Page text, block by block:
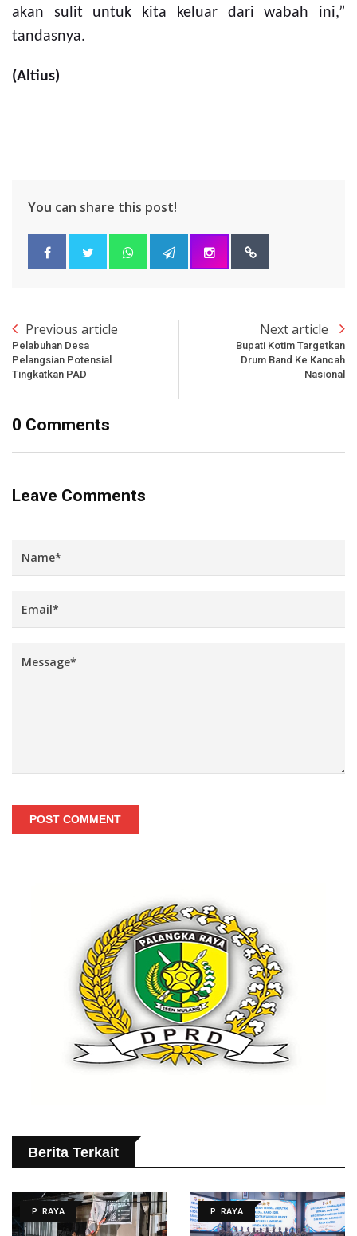
akan sulit untuk kita keluar dari wabah ini,”
tandasnya.
(Altius)
You can share this post!
Previous article
Pelabuhan Desa
Pelangsian Potensial
Tingkatkan PAD
Next article
Bupati Kotim Targetkan
Drum Band Ke Kancah
Nasional
0 Comments
Leave Comments
POST COMMENT
Berita Terkait
P. RAYA P. RAYA